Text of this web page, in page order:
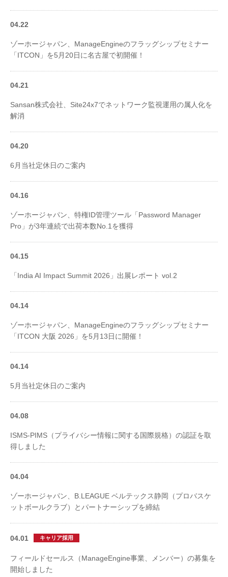
04.22
ゾーホージャパン、ManageEngineのフラッグシップセミナー
「ITCON」を5月20日に名古屋で初開催！
04.21
Sansan株式会社、Site24x7でネットワーク監視運用の属人化を
解消
04.20
6月当社定休日のご案内
04.16
ゾーホージャパン、特権ID管理ツール「Password Manager
Pro」が3年連続で出荷本数No.1を獲得
04.15
「India AI Impact Summit 2026」出展レポート vol.2
04.14
ゾーホージャパン、ManageEngineのフラッグシップセミナー
「ITCON 大阪 2026」を5月13日に開催！
04.14
5月当社定休日のご案内
04.08
ISMS-PIMS（プライバシー情報に関する国際規格）の認証を取
得しました
04.04
ゾーホージャパン、B.LEAGUE ベルテックス静岡（プロバスケ
ットボールクラブ）とパートナーシップを締結
04.01 キャリア採用
フィールドセールス（ManageEngine事業、メンバー）の募集を
開始しました